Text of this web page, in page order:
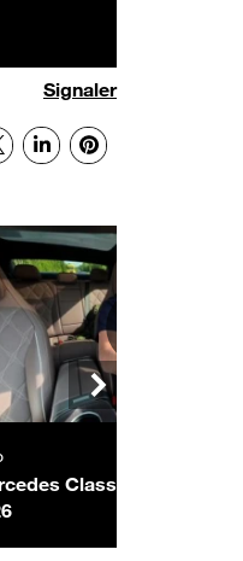
Signaler
X LinkedInPinterest
Classe C électrique